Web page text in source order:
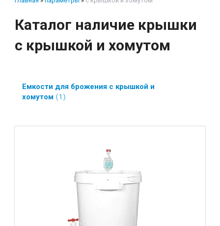
Каталог наличие крышки
с крышкой и хомутом
Емкости для брожения с крышкой и
хомутом
1